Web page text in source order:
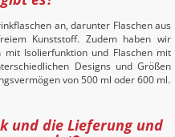
an, darunter Flaschen aus
Kunststoff. Zudem haben wir
Isolierfunktion und Flaschen mit
Designs und Größen
von 500 ml oder 600 ml.
und die Lieferung und